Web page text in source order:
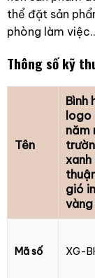
thể đặt sản
phòng làm
Thông số kỹ
Tên
Bình
logo
năm
gió
vàng
Mã số XG-